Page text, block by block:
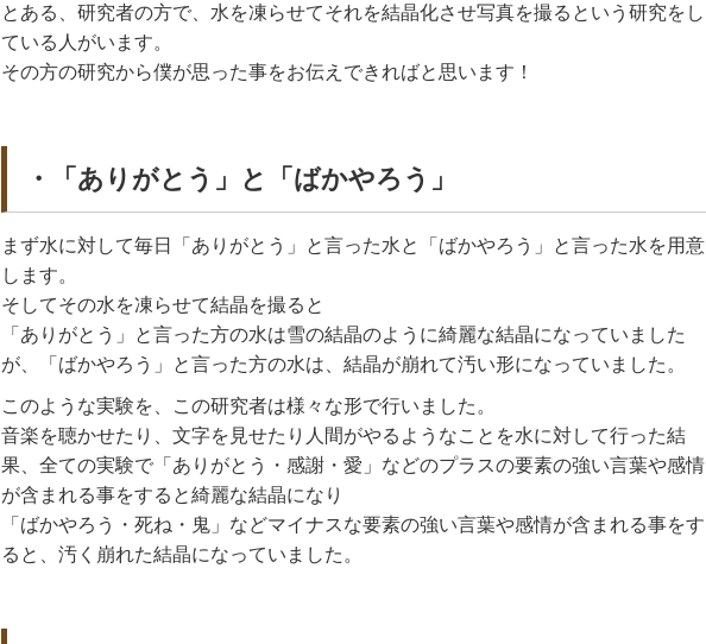
とある、研究者の方で、水を凍らせてそれを結晶化させ写真を撮るという研究をし
ている人がいます。
その方の研究から僕が思った事をお伝えできればと思います！
・「ありがとう」と「ばかやろう」
まず水に対して毎日「ありがとう」と言った水と「ばかやろう」と言った水を用意
します。
そしてその水を凍らせて結晶を撮ると
「ありがとう」と言った方の水は雪の結晶のように綺麗な結晶になっていました
が、「ばかやろう」と言った方の水は、結晶が崩れて汚い形になっていました。
このような実験を、この研究者は様々な形で行いました。
音楽を聴かせたり、文字を見せたり人間がやるようなことを水に対して行った結
果、全ての実験で「ありがとう・感謝・愛」などのプラスの要素の強い言葉や感情
が含まれる事をすると綺麗な結晶になり
「ばかやろう・死ね・鬼」などマイナスな要素の強い言葉や感情が含まれる事をす
ると、汚く崩れた結晶になっていました。